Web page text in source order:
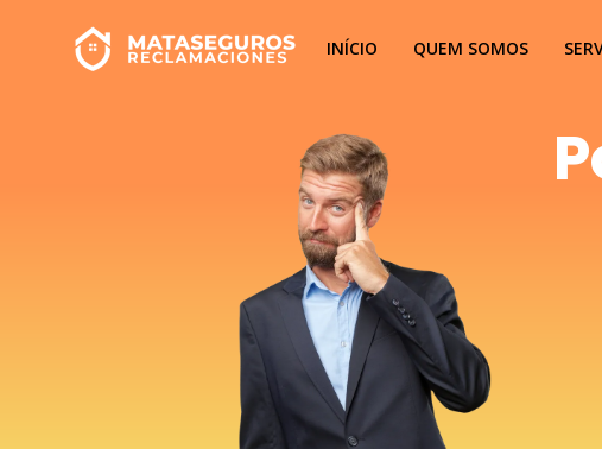
INÍCIO QUEM SOMOS